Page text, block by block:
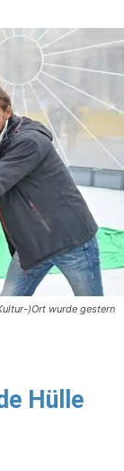
)Ort wurde gestern
Hülle